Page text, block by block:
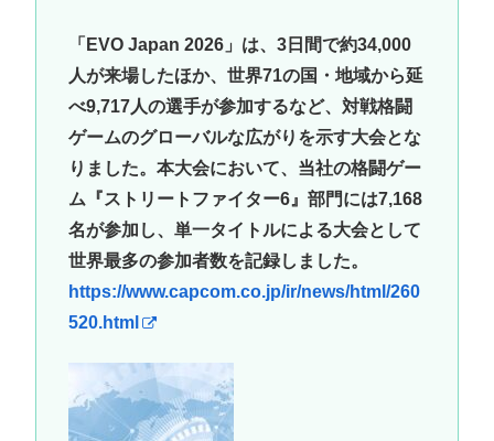
「EVO Japan 2026」は、3日間で約34,000
人が来場したほか、世界71の国・地域から延
べ9,717人の選手が参加するなど、対戦格闘
ゲームのグローバルな広がりを示す大会とな
りました。本大会において、当社の格闘ゲー
ム『ストリートファイター6』部門には7,168
名が参加し、単一タイトルによる大会として
世界最多の参加者数を記録しました。
https://www.capcom.co.jp/ir/news/html/260
520.html